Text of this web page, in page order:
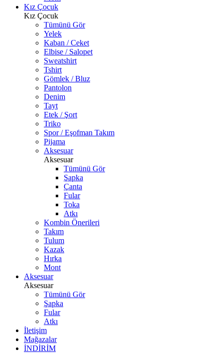
Kız Çocuk
Kız Çocuk
Tümünü Gör
Yelek
Kaban / Ceket
Elbise / Salopet
Sweatshirt
Tshirt
Gömlek / Bluz
Pantolon
Denim
Tayt
Etek / Şort
Triko
Spor / Eşofman Takım
Pijama
Aksesuar
Aksesuar
Tümünü Gör
Şapka
Çanta
Fular
Toka
Atkı
Kombin Önerileri
Takım
Tulum
Kazak
Hırka
Mont
Aksesuar
Aksesuar
Tümünü Gör
Şapka
Fular
Atkı
İletişim
Mağazalar
İNDİRİM